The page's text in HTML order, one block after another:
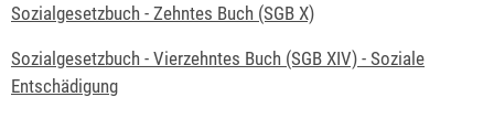
Sozialgesetzbuch - Zehntes Buch (SGB X)
Sozialgesetzbuch - Vierzehntes Buch (SGB XIV) - Soziale
Entschädigung